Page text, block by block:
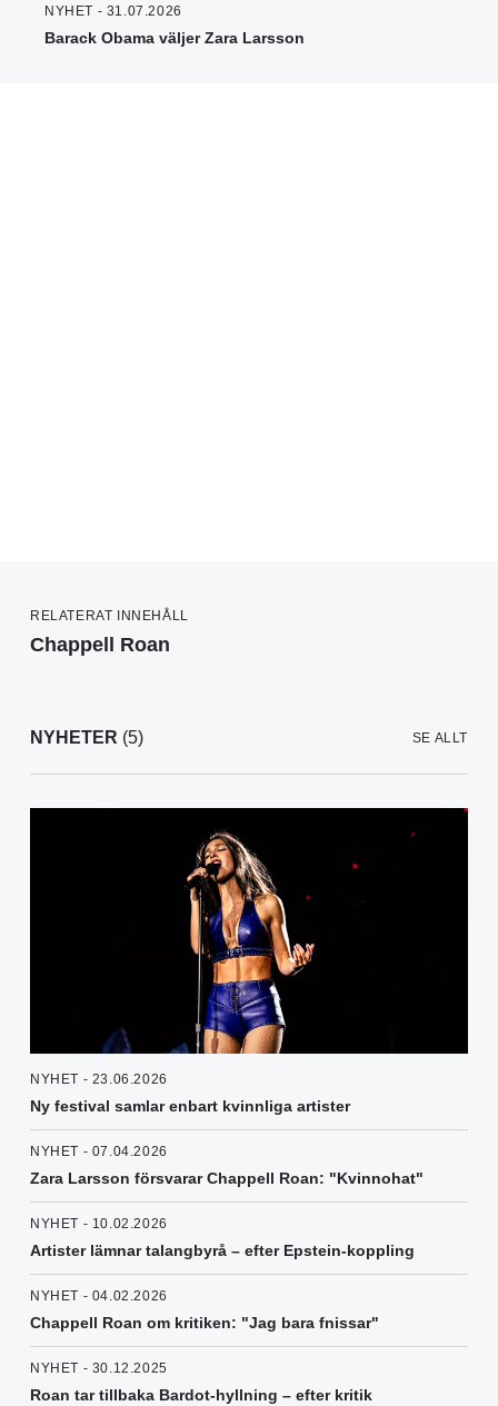
NYHET - 31.07.2026
Barack Obama väljer Zara Larsson
RELATERAT INNEHÅLL
Chappell Roan
NYHETER (5) SE ALLT
NYHET - 23.06.2026
Ny festival samlar enbart kvinnliga artister
NYHET - 07.04.2026
Zara Larsson försvarar Chappell Roan: "Kvinnohat"
NYHET - 10.02.2026
Artister lämnar talangbyrå – efter Epstein-koppling
NYHET - 04.02.2026
Chappell Roan om kritiken: "Jag bara fnissar"
NYHET - 30.12.2025
Roan tar tillbaka Bardot-hyllning – efter kritik